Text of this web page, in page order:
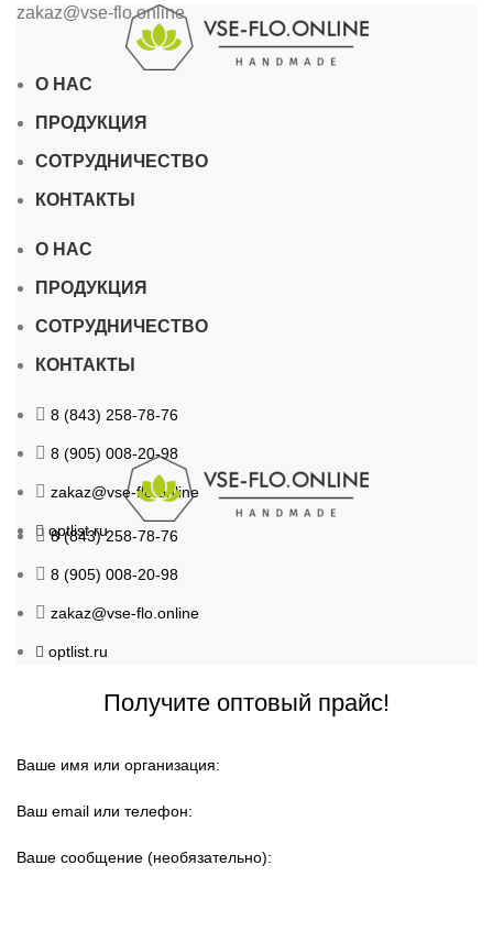
zakaz@vse-flo.online
О НАС
ПРОДУКЦИЯ
СОТРУДНИЧЕСТВО
КОНТАКТЫ
О НАС
ПРОДУКЦИЯ
СОТРУДНИЧЕСТВО
КОНТАКТЫ
8 (843) 258-78-76
8 (905) 008-20-98
zakaz@vse-flo.online
optlist.ru
8 (843) 258-78-76
8 (905) 008-20-98
zakaz@vse-flo.online
optlist.ru
Получите оптовый прайс!